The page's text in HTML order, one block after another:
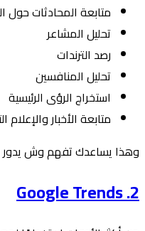
متابعة المحادثات حول
تحليل المشاعر
رصد الترندات
تحليل المنافسين
استخراج الرؤى الرئيسية
متابعة الأخبار
وهذا يساعدك تفهم وش
2. Google Trends